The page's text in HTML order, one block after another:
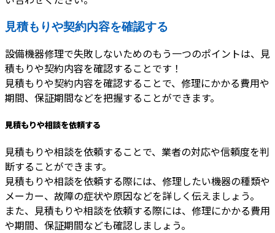
見積もりや契約内容を確認する
設備機器修理で失敗しないためのもう一つのポイントは、見
積もりや契約内容を確認することです！
見積もりや契約内容を確認することで、修理にかかる費用や
期間、保証期間などを把握することができます。
見積もりや相談を依頼する
見積もりや相談を依頼することで、業者の対応や信頼度を判
断することができます。
見積もりや相談を依頼する際には、修理したい機器の種類や
メーカー、故障の症状や原因などを詳しく伝えましょう。
また、見積もりや相談を依頼する際には、修理にかかる費用
や期間、保証期間なども確認しましょう。